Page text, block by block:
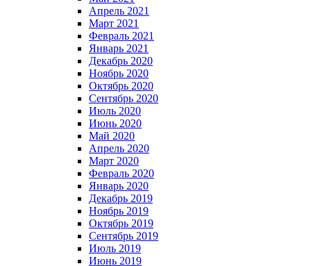
Апрель 2021
Март 2021
Февраль 2021
Январь 2021
Декабрь 2020
Ноябрь 2020
Октябрь 2020
Сентябрь 2020
Июль 2020
Июнь 2020
Май 2020
Апрель 2020
Март 2020
Февраль 2020
Январь 2020
Декабрь 2019
Ноябрь 2019
Октябрь 2019
Сентябрь 2019
Июль 2019
Июнь 2019